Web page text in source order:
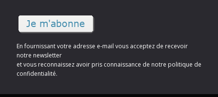
En fournissant votre adresse e-mail vous acceptez de recevoir
notre newsletter
et vous reconnaissez avoir pris connaissance de notre politique de
confidentialité.